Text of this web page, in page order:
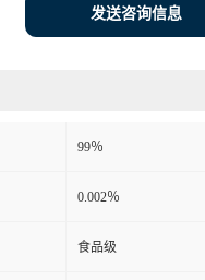
发送咨询信息
99％
0.002％
食品级